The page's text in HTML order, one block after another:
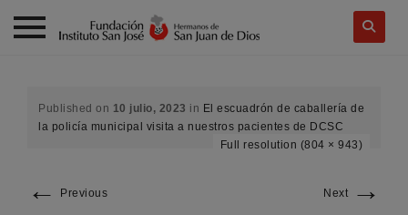
Published on 10 julio, 2023 in El escuadrón de caballería de
la policía municipal visita a nuestros pacientes de DCSC
Full resolution (804 × 943)
← Previous Next →